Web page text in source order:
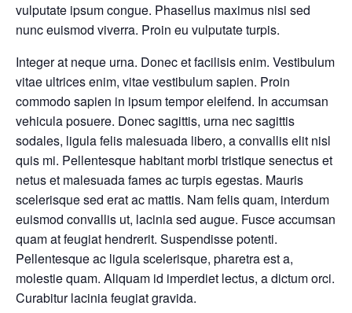
vulputate ipsum congue. Phasellus maximus nisi sed
nunc euismod viverra. Proin eu vulputate turpis.
Integer at neque urna. Donec et facilisis enim. Vestibulum
vitae ultrices enim, vitae vestibulum sapien. Proin
commodo sapien in ipsum tempor eleifend. In accumsan
vehicula posuere. Donec sagittis, urna nec sagittis
sodales, ligula felis malesuada libero, a convallis elit nisl
quis mi. Pellentesque habitant morbi tristique senectus et
netus et malesuada fames ac turpis egestas. Mauris
scelerisque sed erat ac mattis. Nam felis quam, interdum
euismod convallis ut, lacinia sed augue. Fusce accumsan
quam at feugiat hendrerit. Suspendisse potenti.
Pellentesque ac ligula scelerisque, pharetra est a,
molestie quam. Aliquam id imperdiet lectus, a dictum orci.
Curabitur lacinia feugiat gravida.